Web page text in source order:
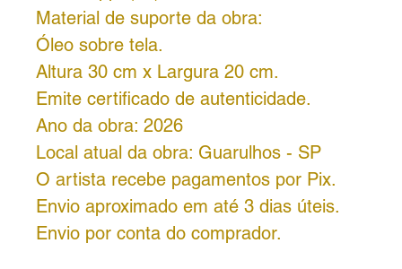
Material de suporte da obra:
Óleo sobre tela.
Altura 30 cm x Largura 20 cm.
Emite certificado de autenticidade.
Ano da obra: 2026
Local atual da obra: Guarulhos - SP
O artista recebe pagamentos por Pix.
Envio aproximado em até 3 dias úteis.
Envio por conta do comprador.